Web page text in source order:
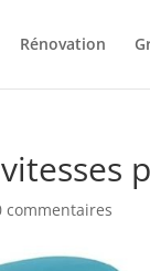
Rénovation
commentaires